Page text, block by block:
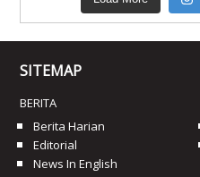
SITEMAP
BERITA
Berita Harian
Editorial
News In English